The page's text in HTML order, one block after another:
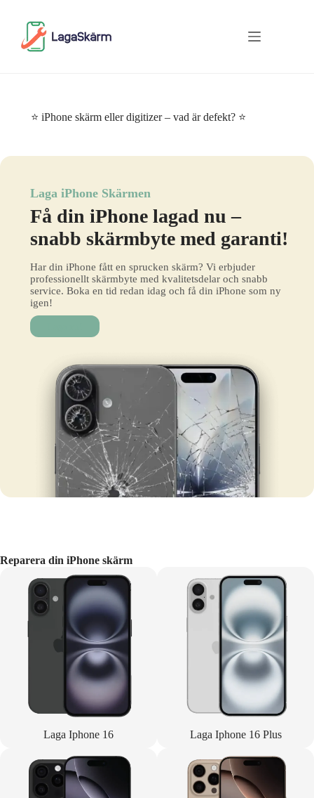
⭐ iPhone skärm eller digitizer – vad är defekt? ⭐
Laga iPhone Skärmen
Få din iPhone lagad nu –
snabb skärmbyte med garanti!
Har din iPhone fått en sprucken skärm? Vi erbjuder
professionellt skärmbyte med kvalitetsdelar och snabb
service. Boka en tid redan idag och få din iPhone som ny
igen!
Reparera din iPhone skärm
Laga Iphone 16 Laga Iphone 16 Plus